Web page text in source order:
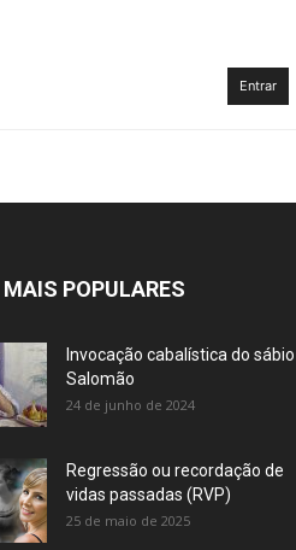
Entrar
POPULARES
Invocação cabalística do sábio
Salomão
24 de junho de 2024
Regressão ou recordação de
vidas passadas (RVP)
25 de maio de 2025